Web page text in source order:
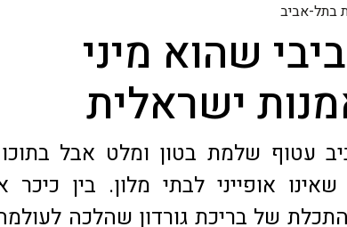
בתל-אביב
שהוא מיני
ישראלית
עטוף שלמת בטון ומלט אבל
אופייני לבתי מלון. בין כיכר
של בריכת גורדון שהלכה